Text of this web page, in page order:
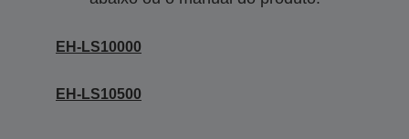
EH-LS10000
EH-LS10500